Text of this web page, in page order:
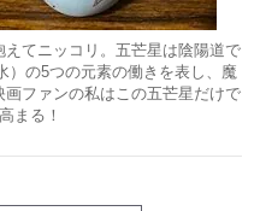
てニッコリ。五芒星は陰陽道で
）の5つの元素の働きを表し、魔
ファンの私はこの五芒星だけで
まる！